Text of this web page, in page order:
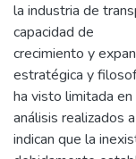
la industria de
capacidad de
crecimiento y
estratégica y
ha visto limitada
análisis realizados
indican que la